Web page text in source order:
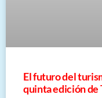
El futuro del
quinta edición de